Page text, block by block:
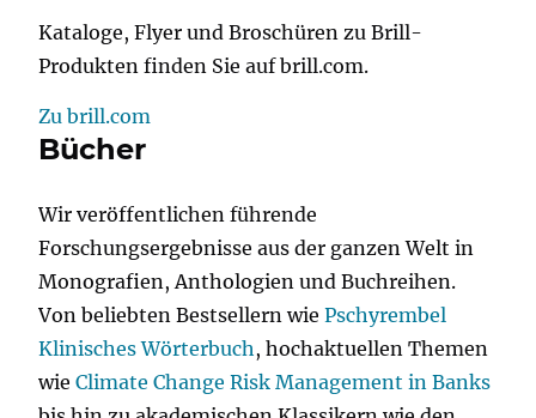
Kataloge, Flyer und Broschüren zu Brill-
Produkten finden Sie auf brill.com.
Zu brill.com
Bücher
Wir veröffentlichen führende
Forschungsergebnisse aus der ganzen Welt in
Monografien, Anthologien und Buchreihen.
Von beliebten Bestsellern wie Pschyrembel
Klinisches Wörterbuch, hochaktuellen Themen
wie Climate Change Risk Management in Banks